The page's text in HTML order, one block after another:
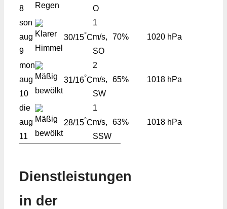
8
O
son
aug
9
30/15°C
1
m/s,
SO
70% 1020 hPa
mon
aug
10
31/16°C
2
m/s,
SW
65% 1018 hPa
die
aug
11
28/15°C
1
m/s,
SSW
63% 1018 hPa
Dienstleistungen
in der